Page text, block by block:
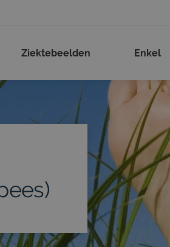
Ziektebeelden Enkel